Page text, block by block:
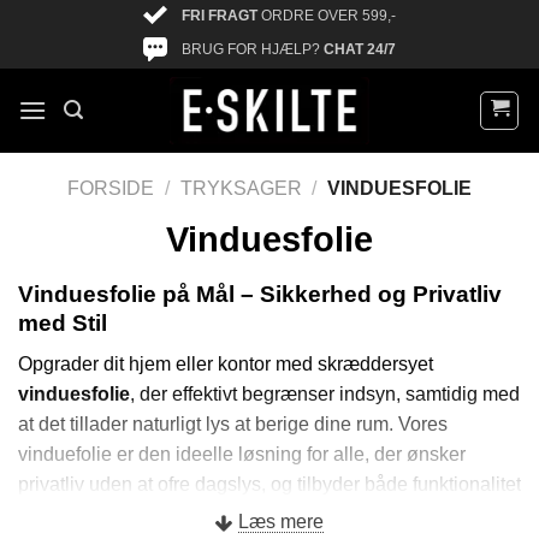
FRI FRAGTORDRE OVER 599,-
BRUG FOR HJÆLP? CHAT 24/7
Vinduesfolie
FORSIDE / TRYKSAGER / VINDUESFOLIE
Vinduesfolie på Mål – Sikkerhed og Privatliv
med Stil
Opgrader dit hjem eller kontor med skræddersyet
vinduesfolie, der effektivt begrænser indsyn, samtidig med
at det tillader naturligt lys at berige dine rum. Vores
vinduefolie er den ideelle løsning for alle, der ønsker
privatliv uden at ofre dagslys, og tilbyder både funktionalitet
og æstetik til dine glasoverflader.
Læs mere